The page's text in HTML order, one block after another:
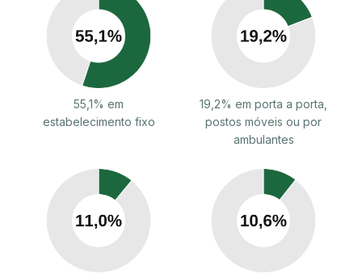
55,1% em
estabelecimento fixo
19,2% em porta a porta,
postos móveis ou por
ambulantes